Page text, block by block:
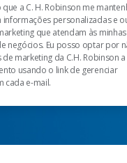
a C. H. Robinson me
personalizadas e
que atendam às minhas
negócios. Eu posso optar por
marketing da C.H. Robinson a
usando o link de gerenciar
cada e-mail.